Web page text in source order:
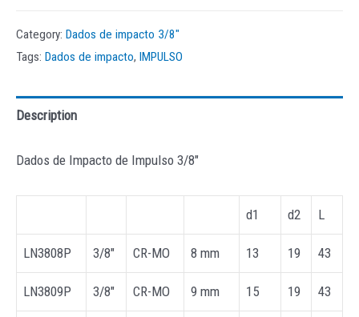
Category: Dados de impacto 3/8"
Tags: Dados de impacto, IMPULSO
Description
Dados de Impacto de Impulso 3/8″
d1 d2 L
LN3808P 3/8″ CR-MO 8 mm 13 19 43
LN3809P 3/8″ CR-MO 9 mm 15 19 43